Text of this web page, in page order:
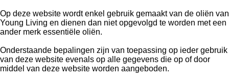
Op deze website wordt enkel gebruik gemaakt van de oliën van
Young Living en dienen dan niet opgevolgd te worden met een
ander merk essentiële oliën.
Onderstaande bepalingen zijn van toepassing op ieder gebruik
van deze website evenals op alle gegevens die op of door
middel van deze website worden aangeboden.